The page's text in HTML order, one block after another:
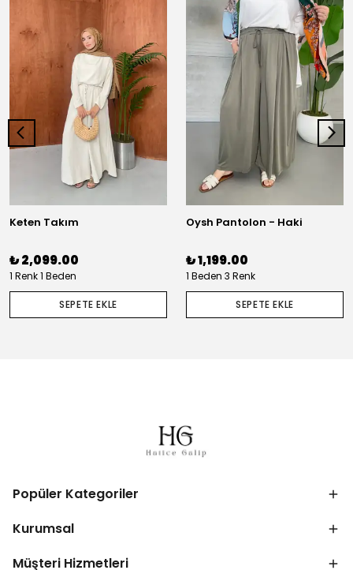
Keten Takım
₺ 2,099.00
1 Renk 1 Beden
SEPETE EKLE
Oysh Pantolon - Haki
₺ 1,199.00
1 Beden 3 Renk
SEPETE EKLE
Popüler Kategoriler
Kurumsal
Müşteri Hizmetleri